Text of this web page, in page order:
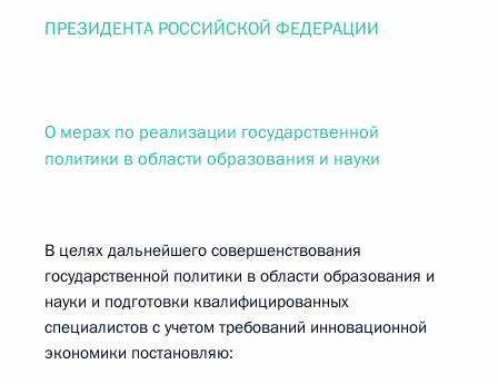
ПРЕЗИДЕНТА РОССИЙСКОЙ ФЕДЕРАЦИИ
О мерах по реализации государственной
политики в области образования и науки
В целях дальнейшего совершенствования
государственной политики в области образования и
науки и подготовки квалифицированных
специалистов с учетом требований инновационной
экономики постановляю: